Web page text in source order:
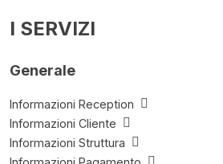
I SERVIZI
Generale
Informazioni Reception
Informazioni Cliente
Informazioni Struttura